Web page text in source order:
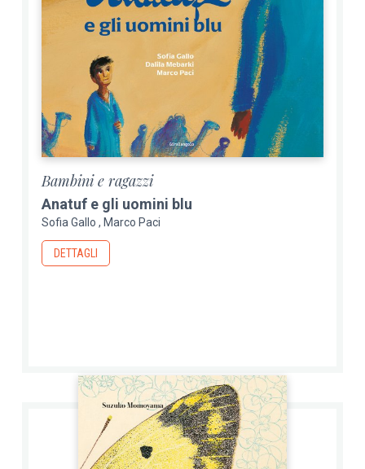
Bambini e ragazzi
Anatuf e gli uomini blu
Sofia Gallo Marco Paci
DETTAGLI